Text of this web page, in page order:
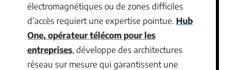
électromagnétiques ou de zones difficiles
d’accès requiert une expertise pointue. Hub
One, opérateur télécom pour les
entreprises, développe des architectures
réseau sur mesure qui garantissent une